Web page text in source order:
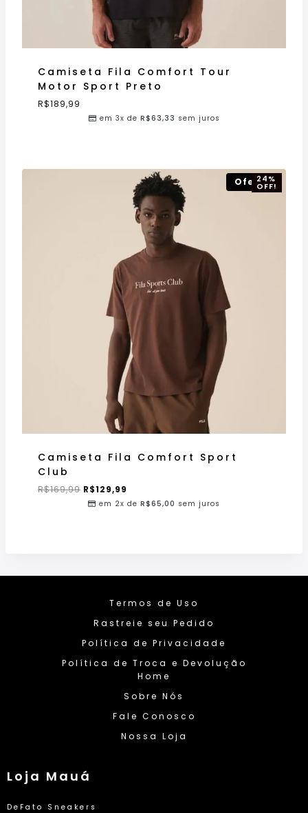
Camiseta Fila Comfort Tour
Motor Sport Preto
R$189,99
em 3x de R$63,33 sem juros
Oferta!
24%
OFF!
Camiseta Fila Comfort Sport
Club
R$169,99 R$129,99
em 2x de R$65,00 sem juros
Termos de Uso
Rastreie seu Pedido
Política de Privacidade
Política de Troca e Devolução
Home
Sobre Nós
Fale Conosco
Nossa Loja
Loja Mauá
DeFato Sneakers